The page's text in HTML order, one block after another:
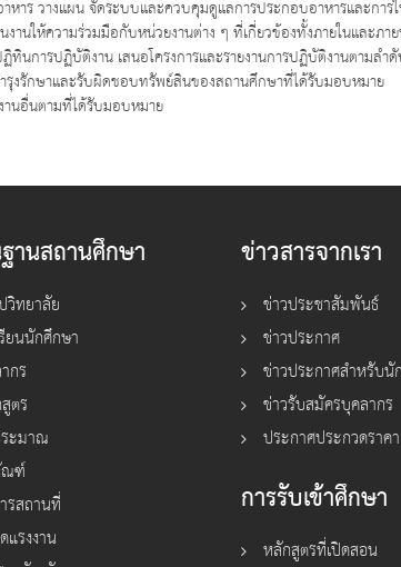
าหาร วางแผน จัดระบบและควบคุมดูแลการประกอบอาหารและก
งานให้ความร่วมมือกับหน่วยงานต่าง ๆ ที่เกี่ยวข้องทั้งภายในและภ
ทินการปฏิบัติงาน เสนอโครงการและรายงานการปฏิบัติงานตามล
รุงรักษาและรับผิดชอบทรัพย์สินของสถานศึกษาที่ได้รับมอบหมาย
นอื่นตามที่ได้รับมอบหมาย
นสถานศึกษา
วิทยาลัย
ยนนักศึกษา
กร
ตร
ะมาณ
ณฑ์
รสถานที่
รงงาน
ข่าวสารจากเรา
ข่าวประชาสัมพันธ์
ข่าวประกาศ
ข่าวประกาศสำหรับนั
ข่าวรับสมัครบุคลากร
ประกาศประกวดราคา
การรับเข้าศึกษา
หลักสูตรที่เปิดสอน